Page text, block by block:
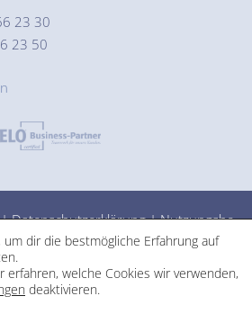
23 30
23 50
Datenschutzerklärung|Nutzungsbe
dingungen
dir die bestmögliche Erfahrung auf
erfahren, welche Cookies wir verwenden,
deaktivieren.